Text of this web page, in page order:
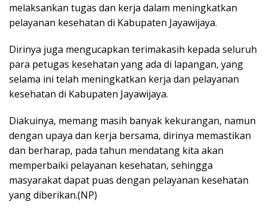
melaksankan tugas dan kerja dalam meningkatkan
pelayanan kesehatan di Kabupaten Jayawijaya.
Dirinya juga mengucapkan terimakasih kepada seluruh
para petugas kesehatan yang ada di lapangan, yang
selama ini telah meningkatkan kerja dan pelayanan
kesehatan di Kabupaten Jayawijaya.
Diakuinya, memang masih banyak kekurangan, namun
dengan upaya dan kerja bersama, dirinya memastikan
dan berharap, pada tahun mendatang kita akan
memperbaiki pelayanan kesehatan, sehingga
masyarakat dapat puas dengan pelayanan kesehatan
yang diberikan.(NP)